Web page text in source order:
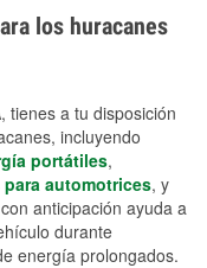
agua estancada y
son
los huracanes
tienes a tu disposición
incluyendo
portátiles,
automotrices, y
anticipación ayuda a
durante
energía prolongados.